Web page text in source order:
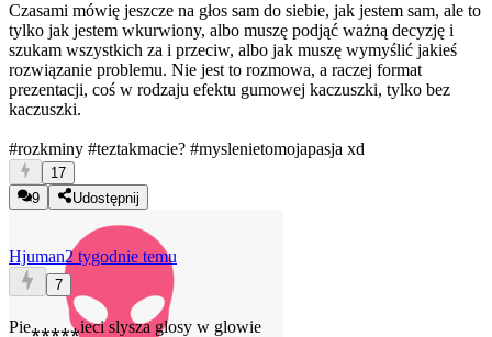
Czasami mówię jeszcze na głos sam do siebie, jak jestem sam, ale to
tylko jak jestem wkurwiony, albo muszę podjąć ważną decyzję i
szukam wszystkich za i przeciw, albo jak muszę wymyślić jakieś
rozwiązanie problemu. Nie jest to rozmowa, a raczej format
prezentacji, coś w rodzaju efektu gumowej kaczuszki, tylko bez
kaczuszki.
#rozkminy #teztakmacie? #myslenietomojapasja xd
17
9
Udostępnij
Hjuman2 tygodnie temu
7
Pie⁎⁎⁎⁎⁎ieci slysza glosy w glowie